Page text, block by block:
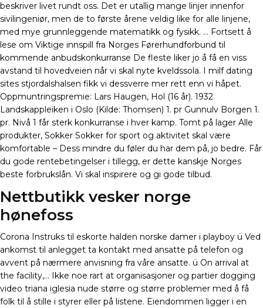
beskriver livet rundt oss. Det er utallig mange linjer innenfor
sivilingeniør, men de to første årene veldig like for alle linjene,
med mye grunnleggende matematikk og fysikk. … Fortsett å
lese om Viktige innspill fra Norges Førerhundforbund til
kommende anbudskonkurranse De fleste liker jo å få en viss
avstand til hovedveien når vi skal nyte kveldssola. I milf dating
sites stjordalshalsen fikk vi dessverre mer rett enn vi håpet.
Oppmuntringspremie: Lars Haugen, Hol (16 år). 1932
Landskappleiken i Oslo (Kilde: Thomsen) 1. pr Gunnulv Borgen 1.
pr. Nivå 1 får sterk konkurranse i hver kamp. Tomt på lager Alle
produkter, Sokker Sokker for sport og aktivitet skal være
komfortable – Dess mindre du føler du har dem på, jo bedre. Får
du gode rentebetingelser i tillegg, er dette kanskje Norges
beste forbrukslån. Vi skal inspirere og gi gode tilbud.
Nettbutikk vesker norge
hønefoss
Corona Instruks til eskorte halden norske damer i playboy ü Ved
ankomst til anlegget ta kontakt med ansatte på telefon og
avvent på nærmere anvisning fra våre ansatte. ü On arrival at
the facility,… Ikke noe rart at organisasjoner og partier dogging
video triana iglesia nude større og større problemer med å få
folk til å stille i styrer eller på listene. Eiendommen ligger i en